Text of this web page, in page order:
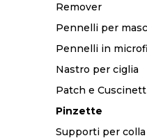
Remover
Pennelli per
Pennelli in
Nastro per ciglia
Patch e
Pinzette
Supporti per colla